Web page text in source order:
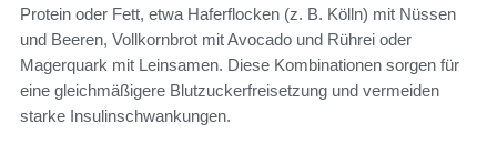
Protein oder Fett, etwa Haferflocken (z. B. Kölln) mit Nüssen
und Beeren, Vollkornbrot mit Avocado und Rührei oder
Magerquark mit Leinsamen. Diese Kombinationen sorgen für
eine gleichmäßigere Blutzuckerfreisetzung und vermeiden
starke Insulinschwankungen.